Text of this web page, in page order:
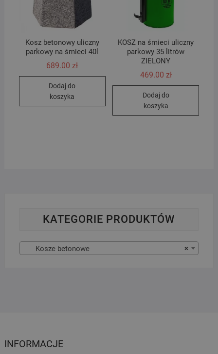
Kosz betonowy uliczny
parkowy na śmieci 40l
689.00zł
Dodaj do
koszyka
KOSZ na śmieci uliczny
parkowy 35 litrów
ZIELONY
469.00 zł
Dodaj do
koszyka
KATEGORIE PRODUKTÓW
×
Kosze betonowe
INFORMACJE